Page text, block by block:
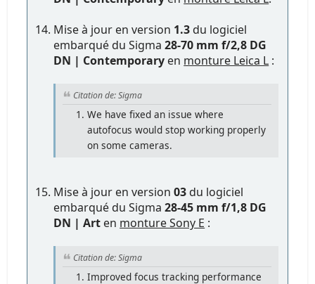
Mise à jour en version 1.3 du logiciel
embarqué du Sigma28-70 mm f/2,8 DG
DN | Contemporary en monture Leica L :
Citation de: Sigma
We have fixed an issue where
autofocus would stop working properly
on some cameras.
Mise à jour en version03 du logiciel
embarqué du Sigma28-45 mm f/1,8 DG
DN | Art en monture Sony E :
Citation de: Sigma
Improved focus tracking performance